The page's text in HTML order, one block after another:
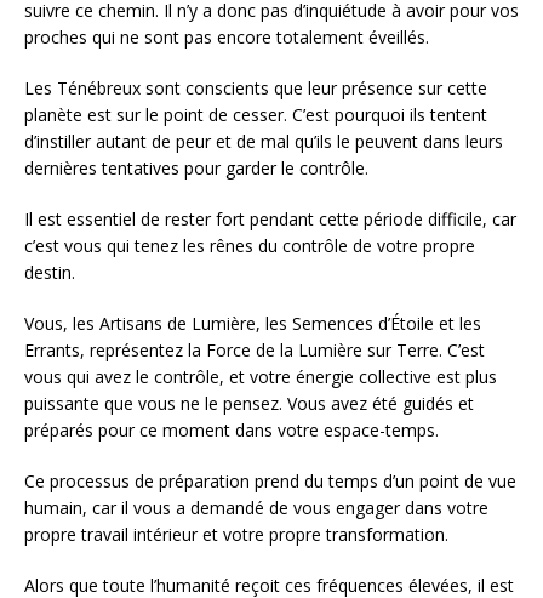
suivre ce chemin. Il n’y a donc pas d’inquiétude à avoir pour vos
proches qui ne sont pas encore totalement éveillés.
Les Ténébreux sont conscients que leur présence sur cette
planète est sur le point de cesser. C’est pourquoi ils tentent
d’instiller autant de peur et de mal qu’ils le peuvent dans leurs
dernières tentatives pour garder le contrôle.
Il est essentiel de rester fort pendant cette période difficile, car
c’est vous qui tenez les rênes du contrôle de votre propre
destin.
Vous, les Artisans de Lumière, les Semences d’Étoile et les
Errants, représentez la Force de la Lumière sur Terre. C’est
vous qui avez le contrôle, et votre énergie collective est plus
puissante que vous ne le pensez. Vous avez été guidés et
préparés pour ce moment dans votre espace-temps.
Ce processus de préparation prend du temps d’un point de vue
humain, car il vous a demandé de vous engager dans votre
propre travail intérieur et votre propre transformation.
Alors que toute l’humanité reçoit ces fréquences élevées, il est